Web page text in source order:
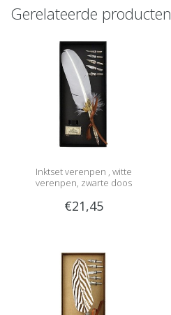
Gerelateerde producten
Inktset verenpen , witte
verenpen, zwarte doos
€21,45